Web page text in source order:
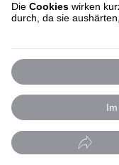
Die Cookies wirken
durch, da sie